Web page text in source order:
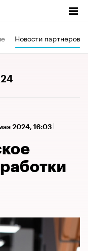
Новости партнеров
2024, 16:03